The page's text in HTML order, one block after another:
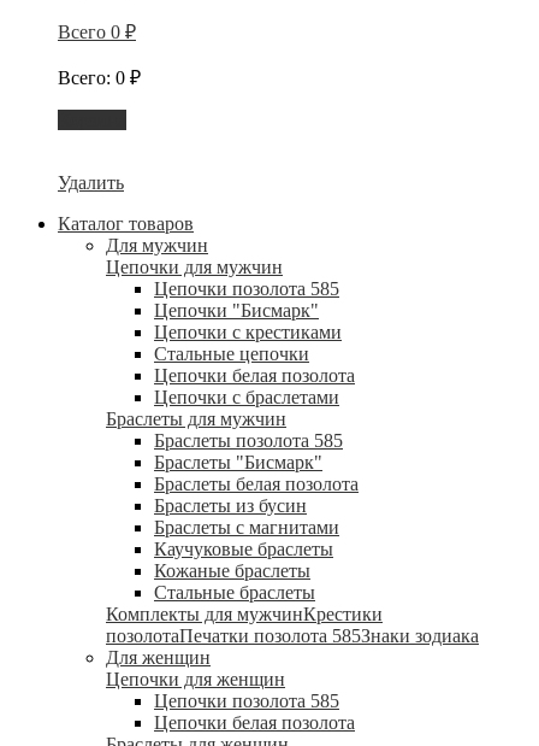
Всего 0 ₽
Всего: 0 ₽
Удалить
Каталог товаров
Для мужчин
Цепочки для мужчин
Цепочки позолота 585
Цепочки "Бисмарк"
Цепочки с крестиками
Стальные цепочки
Цепочки белая позолота
Цепочки с браслетами
Браслеты для мужчин
Браслеты позолота 585
Браслеты "Бисмарк"
Браслеты белая позолота
Браслеты из бусин
Браслеты с магнитами
Каучуковые браслеты
Кожаные браслеты
Стальные браслеты
Комплекты для мужчинКрестики
позолотаПечатки позолота 585Знаки зодиака
Для женщин
Цепочки для женщин
Цепочки позолота 585
Цепочки белая позолота